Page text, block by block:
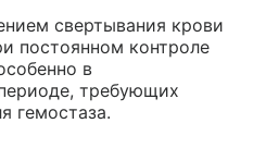
свертывания крови
постоянном контроле
в
требующих
гемостаза.